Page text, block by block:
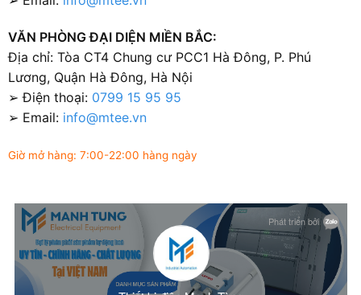
VĂN PHÒNG ĐẠI DIỆN MIỀN BẮC:
Địa chỉ: Tòa CT4 Chung cư PCC1 Hà Đông, P. Phú
Lương, Quận Hà Đông, Hà Nội
➢ Điện thoại: 0799 15 95 95
➢ Email: info@mtee.vn
Giờ mở hàng: 7:00-22:00 hàng ngày